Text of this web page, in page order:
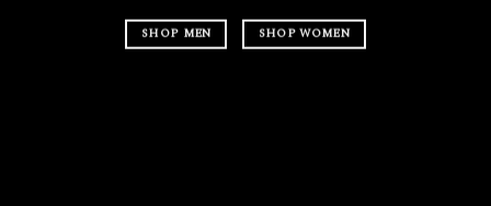
SHOP MEN SHOP WOMEN